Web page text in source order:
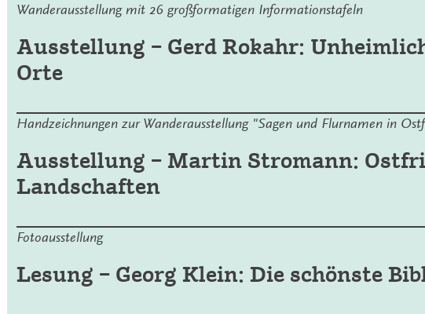
Wanderausstellung mit 26 großformatigen Informationstafeln
Ausstellung – Gerd Rokahr:
Orte
Handzeichnungen zur Wanderausstellung "Sagen und Flurnamen in
Ausstellung – Martin Stromann:
Landschaften
Fotoausstellung
Lesung – Georg Klein: Die schönste